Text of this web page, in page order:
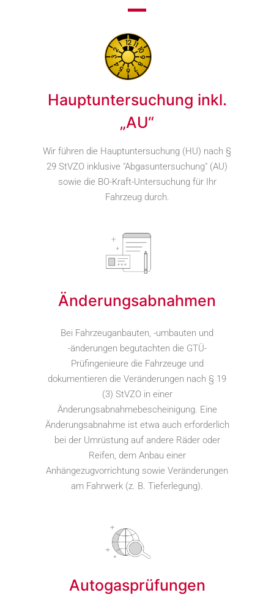
Hauptuntersuchung inkl.
„AU“
Wir führen die Hauptuntersuchung (HU) nach §
29 StVZO inklusive "Abgasuntersuchung" (AU)
sowie die BO-Kraft-Untersuchung für Ihr
Fahrzeug durch.
Änderungsabnahmen
Bei Fahrzeuganbauten, -umbauten und
-änderungen begutachten die GTÜ-
Prüfingenieure die Fahrzeuge und
dokumentieren die Veränderungen nach § 19
(3) StVZO in einer
Änderungsabnahmebescheinigung. Eine
Änderungsabnahme ist etwa auch erforderlich
bei der Umrüstung auf andere Räder oder
Reifen, dem Anbau einer
Anhängezugvorrichtung sowie Veränderungen
am Fahrwerk (z. B. Tieferlegung).
Autogasprüfungen